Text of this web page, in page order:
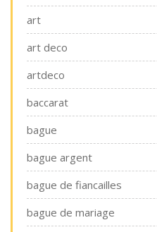
art
art deco
artdeco
baccarat
bague
bague argent
bague de fiancailles
bague de mariage